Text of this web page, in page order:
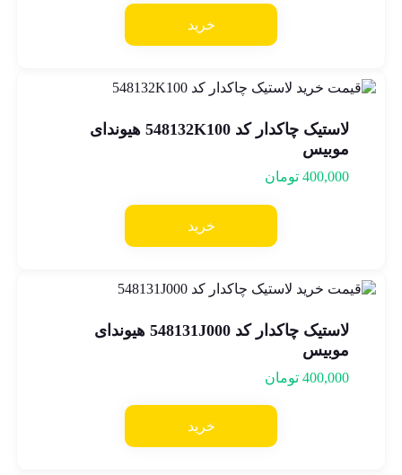
خرید
لاستیک چاکدار کد 548132K100 هیوندای
موبیس
400,000 تومان
خرید
لاستیک چاکدار کد 548131J000 هیوندای
موبیس
400,000 تومان
خرید